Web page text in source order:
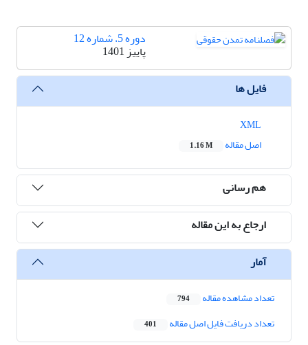
دوره 5، شماره 12
پاییز 1401
فایل ها
اصل مقاله
1.16 M
هم رسانی
ارجاع به این مقاله
آمار
تعداد مشاهده مقاله 794
تعداد دریافت فایل اصل مقاله 401